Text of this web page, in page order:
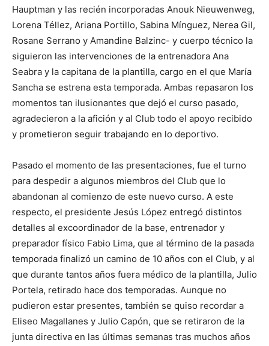
Hauptman y las recién incorporadas Anouk Nieuwenweg,
Lorena Téllez, Ariana Portillo, Sabina Mínguez, Nerea Gil,
Rosane Serrano y Amandine Balzinc- y cuerpo técnico la
siguieron las intervenciones de la entrenadora Ana
Seabra y la capitana de la plantilla, cargo en el que María
Sancha se estrena esta temporada. Ambas repasaron los
momentos tan ilusionantes que dejó el curso pasado,
agradecieron a la afición y al Club todo el apoyo recibido
y prometieron seguir trabajando en lo deportivo.
Pasado el momento de las presentaciones, fue el turno
para despedir a algunos miembros del Club que lo
abandonan al comienzo de este nuevo curso. A este
respecto, el presidente Jesús López entregó distintos
detalles al excoordinador de la base, entrenador y
preparador físico Fabio Lima, que al término de la pasada
temporada finalizó un camino de 10 años con el Club, y al
que durante tantos años fuera médico de la plantilla, Julio
Portela, retirado hace dos temporadas. Aunque no
pudieron estar presentes, también se quiso recordar a
Eliseo Magallanes y Julio Capón, que se retiraron de la
junta directiva en las últimas semanas tras muchos años